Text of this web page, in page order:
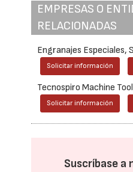
EMPRESAS O
RELACIONADAS
Engranajes Especiales,
Solicitar información
Tecnospiro Machine
Solicitar información
Suscríbase a